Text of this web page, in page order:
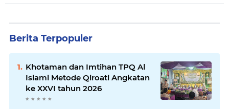
Berita Terpopuler
Khotaman dan Imtihan TPQ Al
Islami Metode Qiroati Angkatan
ke XXVI tahun 2026